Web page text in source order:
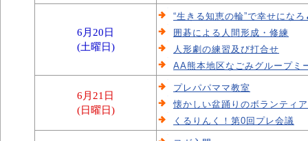
6月20日
(土曜日)
“生きる知恵の輪”で幸せになろ
囲碁による人間形成・修練
人形劇の練習及び打合せ
AA熊本地区なごみグループミ
6月21日
(日曜日)
プレパパママ教室
懐かしい盆踊りのボランティ
くるりんく！第0回プレ会議